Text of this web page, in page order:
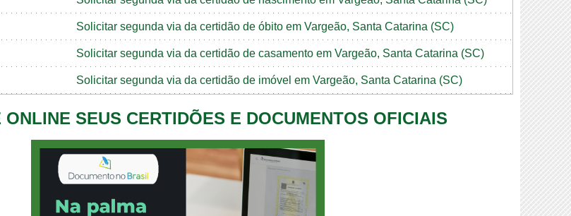
Solicitar segunda via da certidão de óbito em Vargeão, Santa Catarina (SC)
Solicitar segunda via da certidão de casamento em Vargeão, Santa Catarina (SC)
Solicitar segunda via da certidão de imóvel em Vargeão, Santa Catarina (SC)
SEUS CERTIDÕES E DOCUMENTOS OFICIAIS